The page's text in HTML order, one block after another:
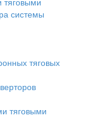
системы
тяговых
тяговыми